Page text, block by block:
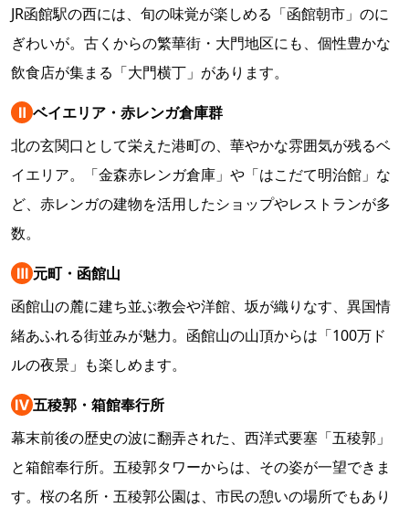
JR函館駅の西には、旬の味覚が楽しめる「函館朝市」のに
ぎわいが。古くからの繁華街・大門地区にも、個性豊かな
飲食店が集まる「大門横丁」があります。
Ⅱ ベイエリア・赤レンガ倉庫群
北の玄関口として栄えた港町の、華やかな雰囲気が残るベ
イエリア。「金森赤レンガ倉庫」や「はこだて明治館」な
ど、赤レンガの建物を活用したショップやレストランが多
数。
Ⅲ 元町・函館山
函館山の麓に建ち並ぶ教会や洋館、坂が織りなす、異国情
緒あふれる街並みが魅力。函館山の山頂からは「100万ド
ルの夜景」も楽しめます。
Ⅳ五稜郭・箱館奉行所
幕末前後の歴史の波に翻弄された、西洋式要塞「五稜郭」
と箱館奉行所。五稜郭タワーからは、その姿が一望できま
す。桜の名所・五稜郭公園は、市民の憩いの場所でもあり